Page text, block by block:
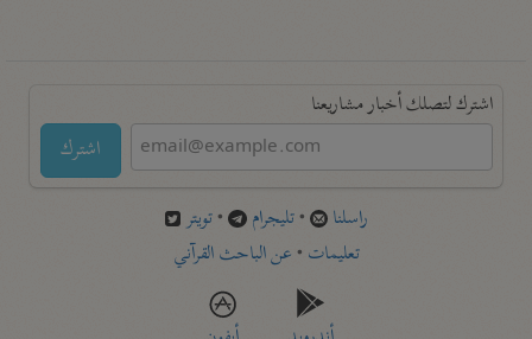
اشترك لتصلك أخبار مشاريعنا
اشترك
راسلنا •تليجرام •تويتر
تعليمات •عن الباحث القرآني